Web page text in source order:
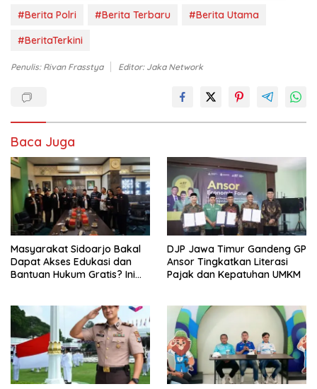
#Berita Polri
#Berita Terbaru
#Berita Utama
#BeritaTerkini
Penulis: Rivan Frasstya Editor: Jaka Network
Baca Juga
Masyarakat Sidoarjo Bakal
Dapat Akses Edukasi dan
Bantuan Hukum Gratis? Ini
DJP Jawa Timur Gandeng GP
Ansor Tingkatkan Literasi
Pajak dan Kepatuhan UMKM